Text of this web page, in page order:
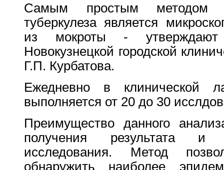
Самым простым методом
туберкулеза является
из мокроты - утверждают
Новокузнецкой городской
Г.П. Курбатова.
Ежедневно в
выполняется от 20 до 30
Преимущество данного
получения результата и
исследования. Метод
обнаружить наиболее